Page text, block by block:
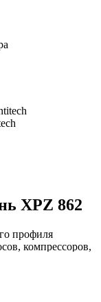
XPZ 862
профиля
компрессоров,